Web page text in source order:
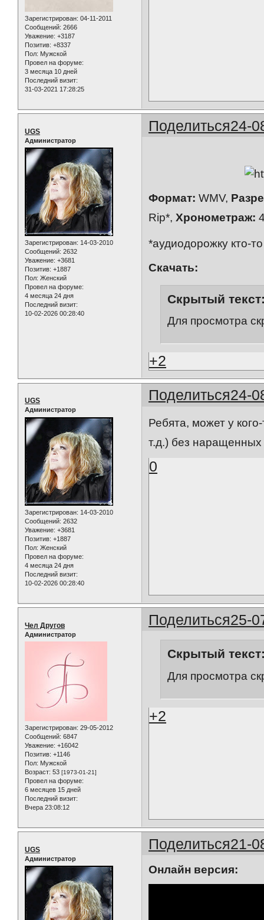
Зарегистрирован: 04-11-2011
Сообщений: 2666
Уважение: +3187
Позитив: +8337
Пол: Мужской
Провел на форуме:
3 месяца 10 дней
Последний визит:
31-03-2021 17:28:25
Поделиться24-
UGS
Администратор
Зарегистрирован: 14-03-2010
Сообщений: 2632
Уважение: +3681
Позитив: +1887
Пол: Женский
Провел на форуме:
4 месяца 24 дня
Последний визит:
10-02-2026 00:28:40
Формат: WMV,
Rip*,Хронометраж:
*аудиодорожку кто-
Скачать:
Скрытый
Для просмотра
+2
Поделиться24-
UGS
Администратор
Зарегистрирован: 14-03-2010
Сообщений: 2632
Уважение: +3681
Позитив: +1887
Пол: Женский
Провел на форуме:
4 месяца 24 дня
Последний визит:
10-02-2026 00:28:40
Ребята, может у
т.д.) без наращенных
0
Поделиться25-
Чел Другов
Администратор
Зарегистрирован: 29-05-2012
Сообщений: 6847
Уважение: +16042
Позитив: +1146
Пол: Мужской
Возраст: 53 [1973-01-21]
Провел на форуме:
6 месяцев 15 дней
Последний визит:
Вчера 23:08:12
Скрытый
Для просмотра
+2
Поделиться21-
UGS
Администратор
Онлайн версия: